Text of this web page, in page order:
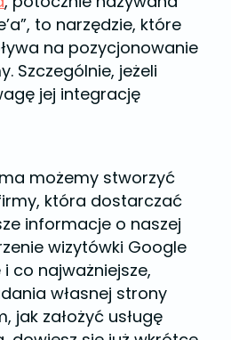
to narzędzie, które
na pozycjonowanie
Szczególnie, jeżeli
jej integrację
możemy stworzyć
która dostarczać
informacje o naszej
wizytówki Google
co najważniejsze,
własnej strony
jak założyć usługę